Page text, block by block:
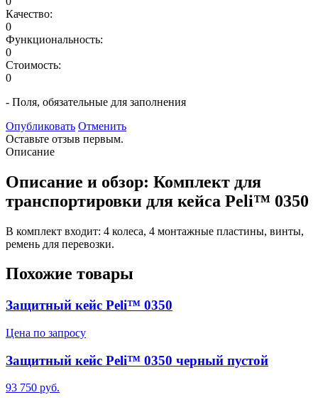
Качество:
0
Функциональность:
0
Стоимость:
0
- Поля, обязательные для заполнения
Опубликовать Отменить
Оставьте отзыв первым.
Описание
Описание и обзор: Комплект для
транспортировки для кейса Peli™ 0350
В комплект входит: 4 колеса, 4 монтажные пластины, винты,
ремень для перевозки.
Похожие товары
Защитный кейс Peli™ 0350
Цена по запросу
Защитный кейс Peli™ 0350 черный пустой
93 750 руб.